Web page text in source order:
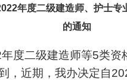
年度二级建造师、护士专
的通知
度二级建造师等5类资
，近期，我办决定自